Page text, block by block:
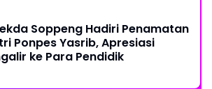
Soppeng Hadiri Penamatan
Ponpes Yasrib, Apresiasi
ke Para Pendidik